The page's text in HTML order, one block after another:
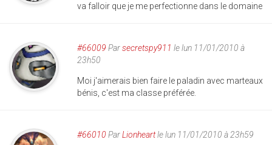
va falloir que je me perfectionne dans le domaine
#66009 Parsecretspy911 le lun 11/01/2010 à
23h50
Moi j'aimerais bien faire le paladin avec marteaux
bénis, c'est ma classe préférée.
#66010 ParLionheartle lun 11/01/2010 à 23h59